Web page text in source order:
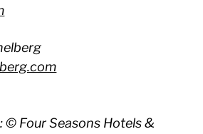
© Four Seasons Hotels &